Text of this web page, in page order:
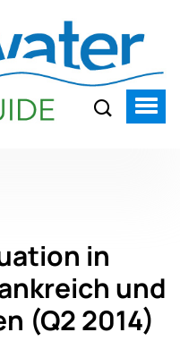
in
und
(Q2 2014)